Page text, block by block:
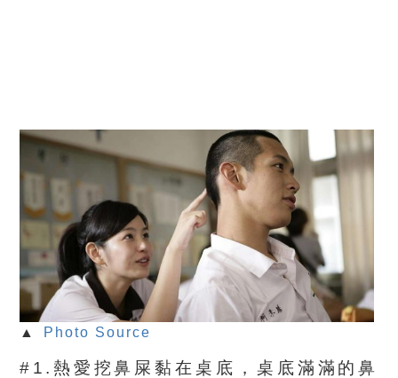
▲ Photo Source
#1.熱愛挖鼻屎黏在桌底，桌底滿滿的鼻